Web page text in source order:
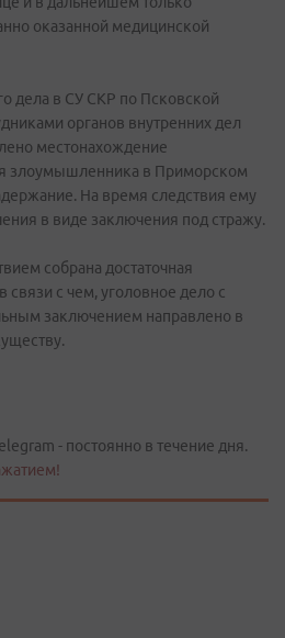
оказанной медицинской
дела в СУ СКР по Псковской
органов внутренних дел
местонахождение
злоумышленника в Приморском
На время следствия ему
в виде заключения под стражу.
собрана достаточная
связи с чем, уголовное дело с
заключением направлено в
- постоянно в течение дня.